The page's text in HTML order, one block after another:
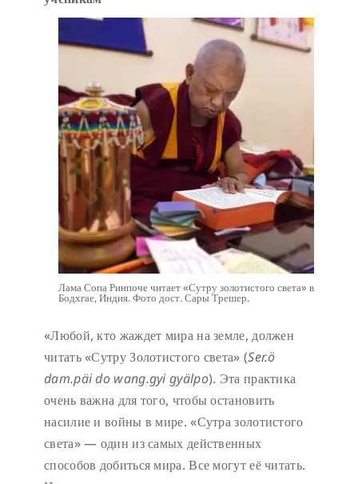
Лама Сопа Ринпоче читает «Сутру золотистого света» в
Бодхгае, Индия. Фото дост. Сары Трешер.
«Любой, кто жаждет мира на земле, должен
читать «Сутру Золотистого света» (Ser.ö
dam.päi do wang.gyi gyälpo). Эта практика
очень важна для того, чтобы остановить
насилие и войны в мире. «Сутра золотистого
света» — один из самых действенных
способов добиться мира. Все могут её читать.